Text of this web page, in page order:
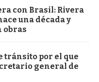
con Brasil: Rivera
una década y
obras
tránsito por el que
general de